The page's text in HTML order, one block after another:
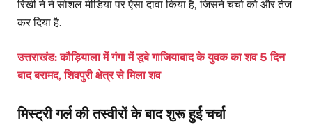
रिखी ने ने सोशल मीडिया पर ऐसा दावा किया है, जिसने चर्चा को और तेज
कर दिया है.
उत्तराखंड: कौड़ियाला में गंगा में डूबे गाजियाबाद के युवक का शव 5 दिन
बाद बरामद, शिवपुरी क्षेत्र से मिला शव
मिस्ट्री गर्ल की तस्वीरों के बाद शुरू हुई चर्चा